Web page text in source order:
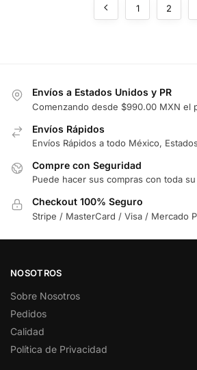
1 2
Envíos a Estados Unidos y PR
Comenzando desde $990.00 MXN el
Envíos Rápidos
Envíos Rápidos a todo México,
Compre con Seguridad
Puede hacer sus compras con toda
Checkout 100% Seguro
Stripe / MasterCard / Visa / Mercado
NOSOTROS
Sobre Nosotros
Pedidos
Calidad
Política de Privacidad